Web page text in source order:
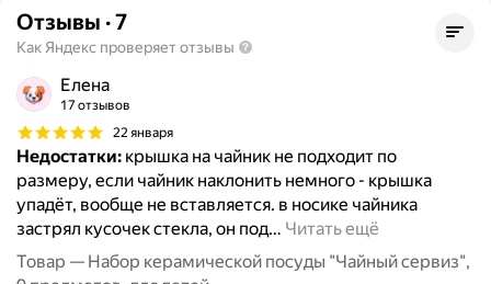
Отзывы ·7
Как Яндекс проверяет отзывы
Елена
17 отзывов
22 января
Недостатки: крышка на чайник не подходит по
размеру, если чайник наклонить немного - крышка
упадёт, вообще не вставляется. в носике чайника
застрял кусочек стекла, он под… Читать ещё
Товар — Набор керамической посуды "Чайный сервиз",